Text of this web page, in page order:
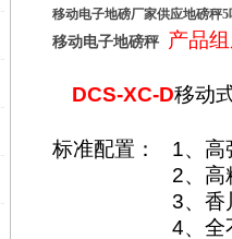
移动电子地磅厂家供应地磅秤
移动电子地磅秤 产品
DCS-XC-D移动
标准配置： 1、高
2、高
3、香
4、全